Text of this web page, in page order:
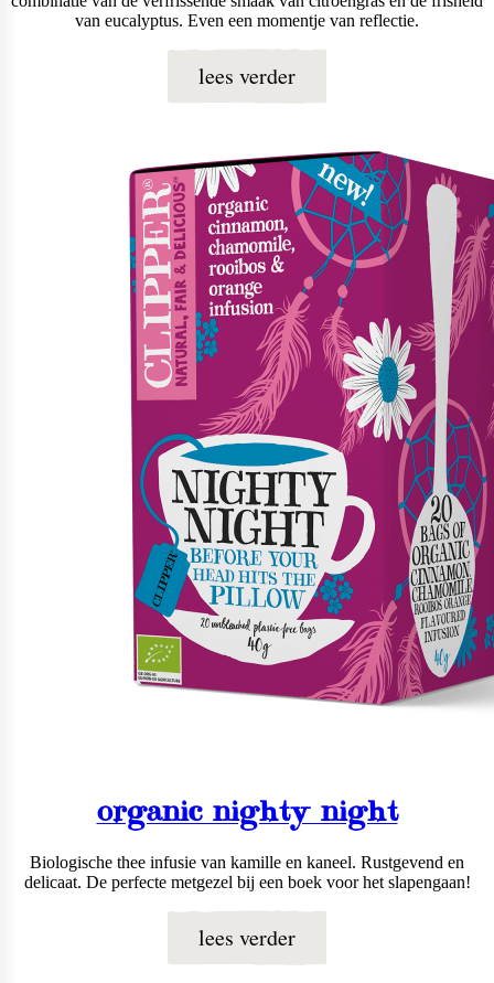
van eucalyptus. Even een momentje van reflectie.
lees verder
organic nighty night
Biologische thee infusie van kamille en kaneel. Rustgevend en
delicaat. De perfecte metgezel bij een boek voor het slapengaan!
lees verder